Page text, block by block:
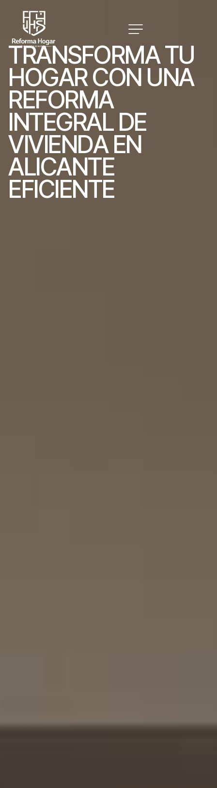
TRANSFORMATU
HOGARCON UNA
REFORMA
INTEGRAL DE
VIVIENDA EN
ALICANTE
EFICIENTE